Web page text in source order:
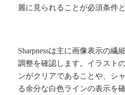
麗に見られることが必須条件
Sharpnessは主に画像表示の繊
調整を確認します。イラスト
ンがクリアであることや、シ
る余分な白色ラインの表示を